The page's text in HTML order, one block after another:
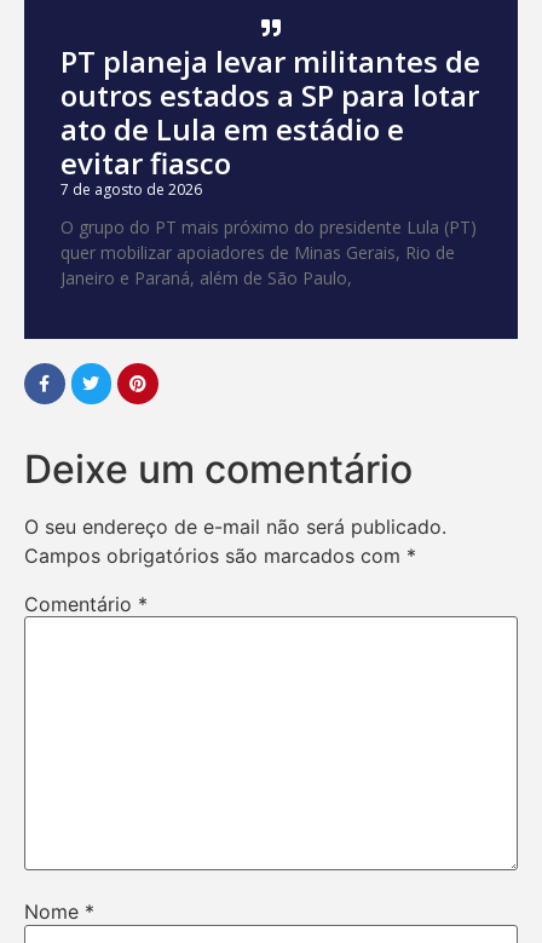
PT planeja levar militantes de
outros estados a SP para lotar
ato de Lula em estádio e
evitar fiasco
7 de agosto de 2026
O grupo do PT mais próximo do presidente Lula (PT)
quer mobilizar apoiadores de Minas Gerais, Rio de
Janeiro e Paraná, além de São Paulo,
Deixe um comentário
O seu endereço de e-mail não será publicado.
Campos obrigatórios são marcados com *
Comentário *
Nome *